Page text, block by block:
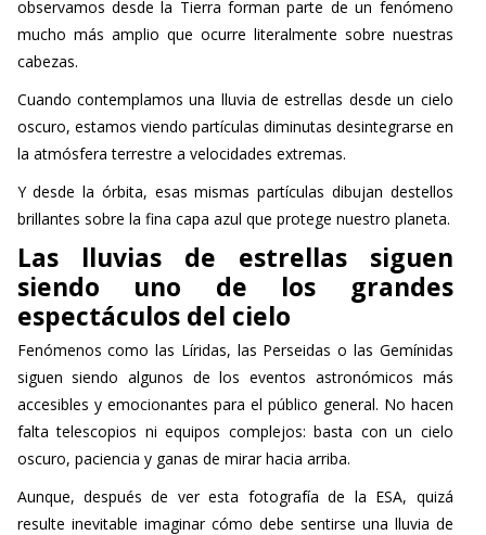
observamos desde la Tierra forman parte de un fenómeno
mucho más amplio que ocurre literalmente sobre nuestras
cabezas.
Cuando contemplamos una lluvia de estrellas desde un cielo
oscuro, estamos viendo partículas diminutas desintegrarse en
la atmósfera terrestre a velocidades extremas.
Y desde la órbita, esas mismas partículas dibujan destellos
brillantes sobre la fina capa azul que protege nuestro planeta.
Las lluvias de estrellas siguen
siendo uno de los grandes
espectáculos del cielo
Fenómenos como las Líridas, las Perseidas o las Gemínidas
siguen siendo algunos de los eventos astronómicos más
accesibles y emocionantes para el público general. No hacen
falta telescopios ni equipos complejos: basta con un cielo
oscuro, paciencia y ganas de mirar hacia arriba.
Aunque, después de ver esta fotografía de la ESA, quizá
resulte inevitable imaginar cómo debe sentirse una lluvia de